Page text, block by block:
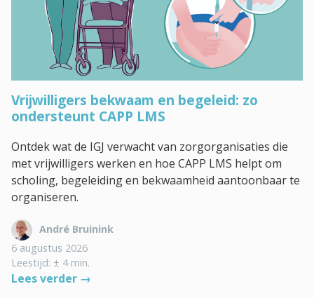
Vrijwilligers bekwaam en begeleid: zo
ondersteunt CAPP LMS
Ontdek wat de IGJ verwacht van zorgorganisaties die
met vrijwilligers werken en hoe CAPP LMS helpt om
scholing, begeleiding en bekwaamheid aantoonbaar te
organiseren.
André Bruinink
6 augustus 2026
Leestijd: ± 4 min.
Lees verder →